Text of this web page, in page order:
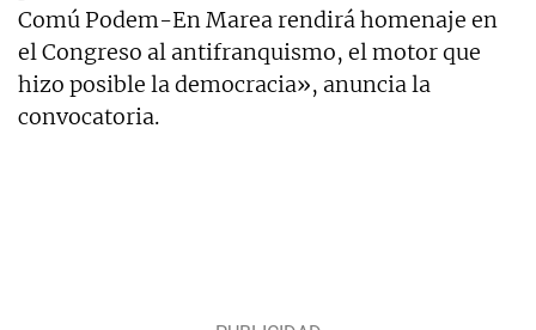
Comú Podem-En Marea rendirá homenaje en
el Congreso al antifranquismo, el motor que
hizo posible la democracia», anuncia la
convocatoria.